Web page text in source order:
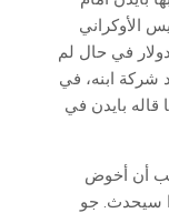
الأوكراني
في حال لم
شركة ابنه، في
بايدن في
أن أخوض
سيحدث. جو